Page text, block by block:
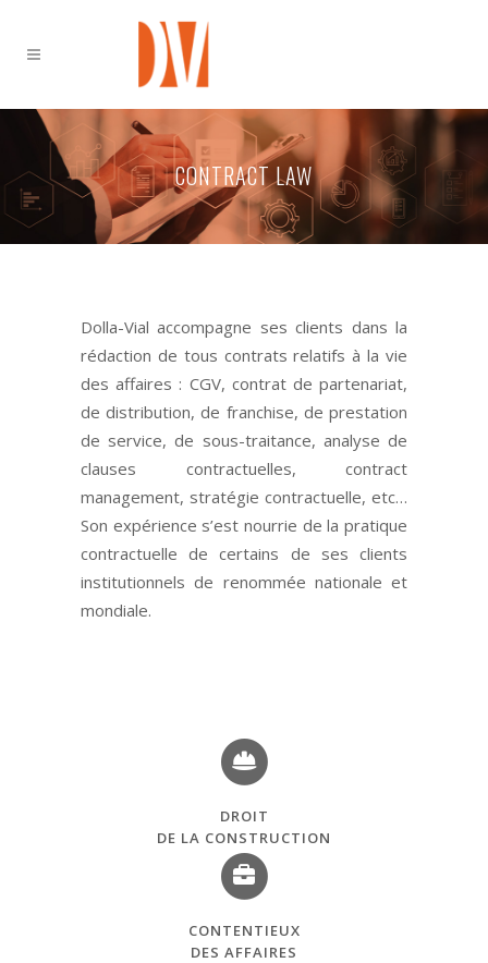
CONTRACT LAW
Dolla-Vial accompagne ses clients dans la
rédaction de tous contrats relatifs à la vie
des affaires : CGV, contrat de partenariat,
de distribution, de franchise, de prestation
de service, de sous-traitance, analyse de
clauses contractuelles, contract
management, stratégie contractuelle, etc…
Son expérience s’est nourrie de la pratique
contractuelle de certains de ses clients
institutionnels de renommée nationale et
mondiale.
DROIT
DE LA CONSTRUCTION
CONTENTIEUX
DES AFFAIRES